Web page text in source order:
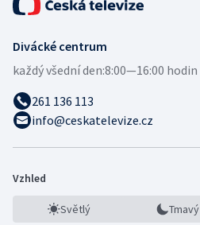
Divácké centrum
každý všední den:8:00—16:00 hodin
261 136 113
info@ceskatelevize.cz
Vzhled
Světlý Tmavý